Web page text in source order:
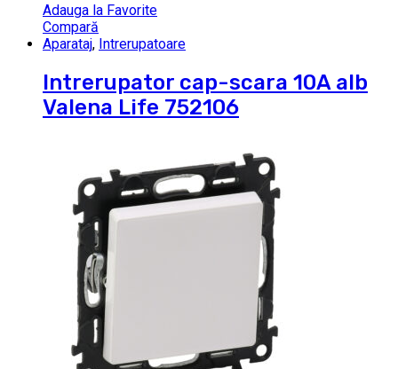
Adauga la Favorite
Compară
Aparataj, Intrerupatoare
Intrerupator cap-scara 10A alb
Valena Life 752106